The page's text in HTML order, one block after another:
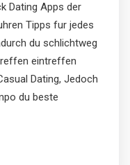
Dating Apps der
Tipps fur jedes
du schlichtweg
eintreffen
Dating, Jedoch
du beste